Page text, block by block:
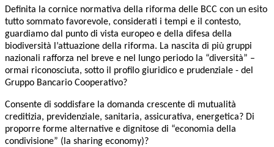
Definita la cornice normativa della riforma delle BCC con un esito
tutto sommato favorevole, considerati i tempi e il contesto,
guardiamo dal punto di vista europeo e della difesa della
biodiversità l’attuazione della riforma. La nascita di più gruppi
nazionali rafforza nel breve e nel lungo periodo la “diversità” –
ormai riconosciuta, sotto il profilo giuridico e prudenziale - del
Gruppo Bancario Cooperativo?
Consente di soddisfare la domanda crescente di mutualità
creditizia, previdenziale, sanitaria, assicurativa, energetica? Di
proporre forme alternative e dignitose di “economia della
condivisione” (la sharing economy)?